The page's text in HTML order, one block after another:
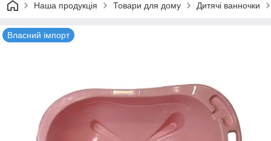
Наша продукція Товари для дому Дитячі ванночки
Власний імпорт